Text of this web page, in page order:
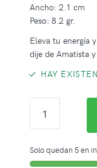
Ancho: 2.1 cm
Peso: 8.2 gr.
Eleva tu energía
dije de Amatista
HAY
Solo quedan 5 en